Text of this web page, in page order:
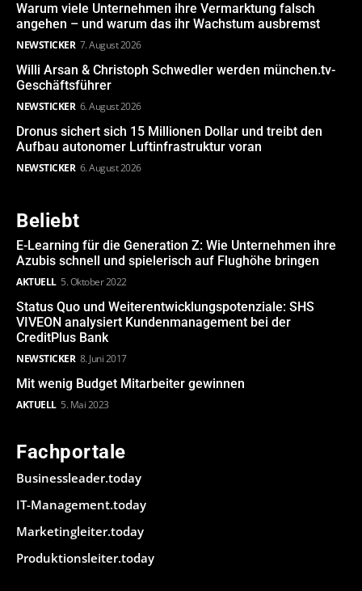
Warum viele Unternehmen ihre Vermarktung falsch
angehen – und warum das ihr Wachstum ausbremst
NEWSTICKER 7. August 2026
Willi Arsan & Christoph Schwedler werden münchen.tv-
Geschäftsführer
NEWSTICKER 6. August 2026
Dronus sichert sich 15 Millionen Dollar und treibt den
Aufbau autonomer Luftinfrastruktur voran
NEWSTICKER 6. August 2026
Beliebt
E-Learning für die Generation Z: Wie Unternehmen ihre
Azubis schnell und spielerisch auf Flughöhe bringen
AKTUELL 5. Oktober 2022
Status Quo und Weiterentwicklungspotenziale: SHS
VIVEON analysiert Kundenmanagement bei der
CreditPlus Bank
NEWSTICKER 8. Juni 2017
Mit wenig Budget Mitarbeiter gewinnen
AKTUELL 5. Mai 2023
Fachportale
Businessleader.today
IT-Management.today
Marketingleiter.today
Produktionsleiter.today